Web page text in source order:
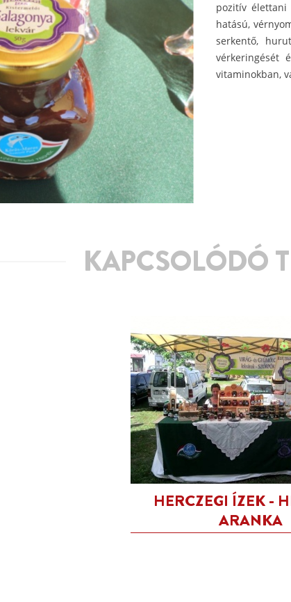
pozitív
hatású,
serkentő,
vérkeringését
vitaminokban,
KAPCSOLÓDÓ
HERCZEGI ÍZEK -
ARANKA